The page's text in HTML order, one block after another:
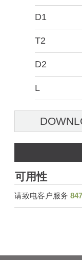
D1
T2
D2
L
可用性
请致电客户服务